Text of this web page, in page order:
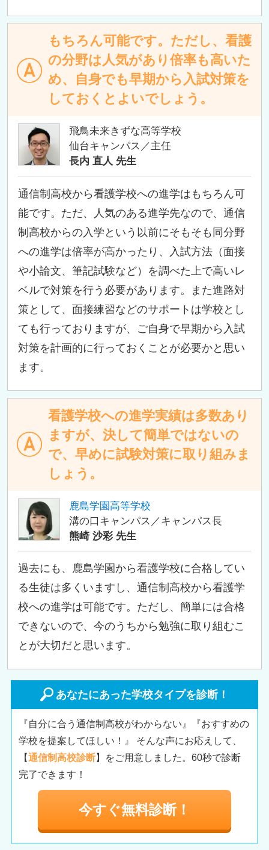
もちろん可能です。ただし、看護
の分野は人気があり倍率も高いた
め、自身でも早期から入試対策を
しておくとよいでしょう。
飛鳥未来きずな高等学校
仙台キャンパス／主任
長内 直人 先生
通信制高校から看護学校への進学はもちろん可
能です。ただ、人気のある進学先なので、通信
制高校からの入学という以前にそもそも同分野
への進学は倍率が高かったり、入試方法（面接
や小論文、筆記試験など）を調べた上で高いレ
ベルで対策を行う必要があります。また進路対
策として、面接練習などのサポートは学校とし
ても行っておりますが、ご自身で早期から入試
対策を計画的に行っておくことが必要かと思い
ます。
看護学校への進学実績は多数あり
ますが、決して簡単ではないの
で、早めに試験対策に取り組みま
しょう。
鹿島学園高等学校
溝の口キャンパス／キャンパス長
熊崎 沙彩 先生
過去にも、鹿島学園から看護学校に合格してい
る生徒は多くいますし、通信制高校から看護学
校への進学は可能です。ただし、簡単には合格
できないので、今のうちから勉強に取り組むこ
とが大切だと思います。
あなたにあった学校タイプを診断！
『自分に合う通信制高校がわからない』『おすすめの
学校を提案してほしい！』 そんな声にお応えして、
【通信制高校診断】をご用意しました。60秒で診断
完了できます！
今すぐ無料診断！